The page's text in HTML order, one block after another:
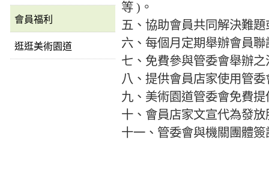
會員福利
逛逛美術園道
等 )。
五、協助會員共同解決難
六、每個月定期舉辦會員
七、免費參與管委會舉辦
八、提供會員店家使用管
九、美術園道管委會免費
十、會員店家文宣代為發放
十一、管委會與機關團體